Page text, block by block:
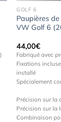
GOLF 6
Paupières
VW Golf 6
44,00€
Fabriqué avec
Fixations
installé
Spécialement
Précision sur la
Précision sur la
Combinaison